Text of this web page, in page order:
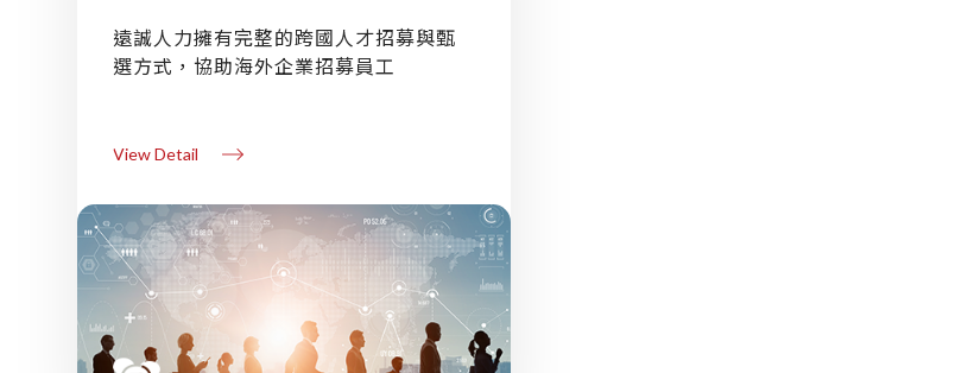
遠誠人力擁有完整的跨國人才招募與甄
選方式，協助海外企業招募員工
View Detail